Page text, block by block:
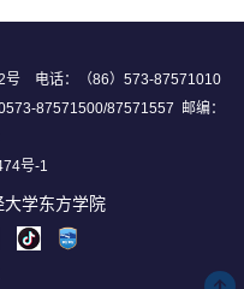
号 电话：（86）573-87571010
87571500/87571557 邮编：
号-1
学东方学院